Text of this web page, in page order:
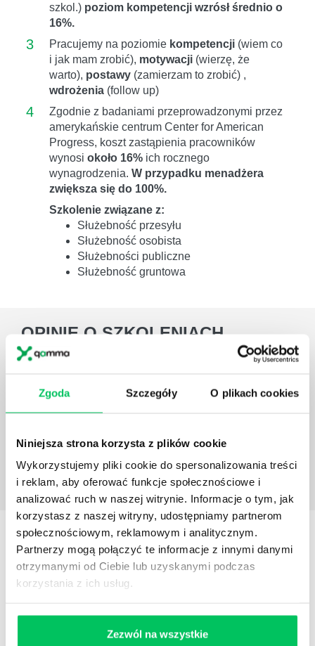
Zgoda Szczegóły O plikach cookies
Niniejsza strona korzysta z plików cookie
Wykorzystujemy pliki cookie do spersonalizowania treści
i reklam, aby oferować funkcje społecznościowe i
analizować ruch w naszej witrynie. Informacje o tym, jak
korzystasz z naszej witryny, udostępniamy partnerom
społecznościowym, reklamowym i analitycznym.
Partnerzy mogą połączyć te informacje z innymi danymi
otrzymanymi od Ciebie lub uzyskanymi podczas
korzystania z ich usług.
Zezwól na wszystkie
szkol.) poziom kompetencji wzrósł średnio o
16%.
3 Pracujemy na poziomie kompetencji (wiem co
i jak mam zrobić), motywacji (wierzę, że
warto), postawy (zamierzam to zrobić) ,
wdrożenia (follow up)
4
Zgodnie z badaniami przeprowadzonymi przez
amerykańskie centrum Center for American
Progress, koszt zastąpienia pracowników
wynosi około 16% ich rocznego
wynagrodzenia. W przypadku menadżera
zwiększa się do 100%.
Szkolenie związane z:
Służebność przesyłu
Służebność osobista
Służebności publiczne
Służebność gruntowa
OPINIE O SZKOLENIACH
Projekty szkoleniowe Gammy zawierają moduły
firmę szkoleniową oraz rozwój poszczególnych
uczestników.
Dariusz Wiśniewski
Zastępca dyrektora Centrum
rozwoju zawodowego MSZ
Dowiedz się więcej
KONSULTANTSZKOLENIA
ZOSTAW WIADOMOŚĆ KOSULTANTOWI